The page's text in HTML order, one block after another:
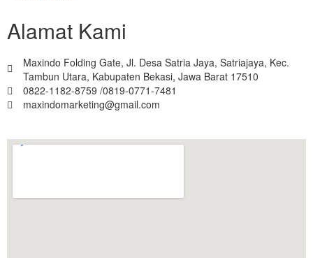
Alamat Kami
Maxindo Folding Gate, Jl. Desa Satria Jaya, Satriajaya, Kec.
Tambun Utara, Kabupaten Bekasi, Jawa Barat 17510
0822-1182-8759 /0819-0771-7481
maxindomarketing@gmail.com